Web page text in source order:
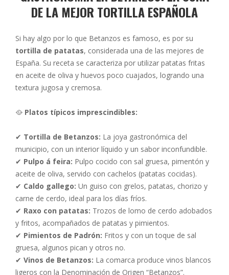
DE LA MEJOR TORTILLA ESPAÑOLA
Si hay algo por lo que Betanzos es famoso, es por su
tortilla de patatas, considerada una de las mejores de
España. Su receta se caracteriza por utilizar patatas fritas
en aceite de oliva y huevos poco cuajados, logrando una
textura jugosa y cremosa.
🥘 Platos típicos imprescindibles:
✔ Tortilla de Betanzos: La joya gastronómica del
municipio, con un interior líquido y un sabor inconfundible.
✔ Pulpo á feira: Pulpo cocido con sal gruesa, pimentón y
aceite de oliva, servido con cachelos (patatas cocidas).
✔ Caldo gallego: Un guiso con grelos, patatas, chorizo y
carne de cerdo, ideal para los días fríos.
✔ Raxo con patatas: Trozos de lomo de cerdo adobados
y fritos, acompañados de patatas y pimientos.
✔ Pimientos de Padrón: Fritos y con un toque de sal
gruesa, algunos pican y otros no.
✔ Vinos de Betanzos: La comarca produce vinos blancos
ligeros con la Denominación de Origen “Betanzos”.